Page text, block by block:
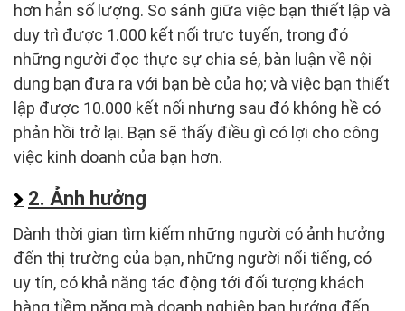
hơn hẳn số lượng. So sánh giữa việc bạn thiết lập và
duy trì được 1.000 kết nối trực tuyến, trong đó
những người đọc thực sự chia sẻ, bàn luận về nội
dung bạn đưa ra với bạn bè của họ; và việc bạn thiết
lập được 10.000 kết nối nhưng sau đó không hề có
phản hồi trở lại. Bạn sẽ thấy điều gì có lợi cho công
việc kinh doanh của bạn hơn.
2. Ảnh hưởng
Dành thời gian tìm kiếm những người có ảnh hưởng
đến thị trường của bạn, những người nổi tiếng, có
uy tín, có khả năng tác động tới đối tượng khách